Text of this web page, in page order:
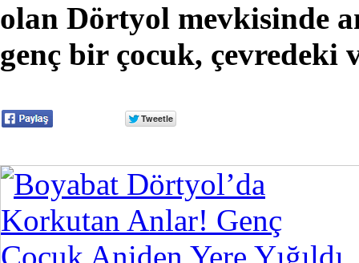
olan Dörtyol mevkisinde
genç bir çocuk, çevredeki